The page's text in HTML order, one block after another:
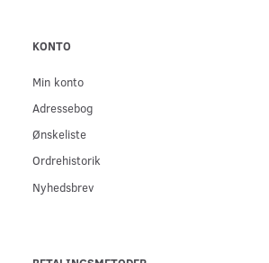
KONTO
Min konto
Adressebog
Ønskeliste
Ordrehistorik
Nyhedsbrev